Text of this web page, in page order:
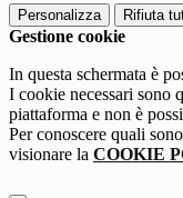
Personalizza Rifiuta
Gestione cookie
In questa schermata è
I cookie necessari sono
piattaforma e non è
Per conoscere quali
visionare la COOKIE